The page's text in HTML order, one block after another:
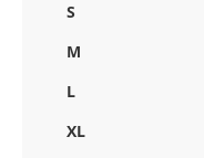
S
M
L
XL